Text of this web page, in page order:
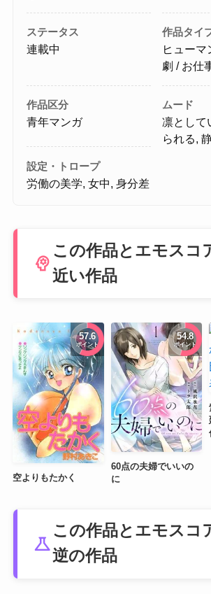
ステータス
連載中
作品タイ
ヒューマ
劇 / お仕
作品区分
青年マンガ
ムード
凛として
られる,
設定・トロープ
労働の美学, 女中, 身分差
psychology
この作品とエモスコ
近い作品
57.6
ポイント
空よりもたかく
54.8
ポイント
60点の夫婦でいいの
に
science
この作品とエモスコ
逆の作品